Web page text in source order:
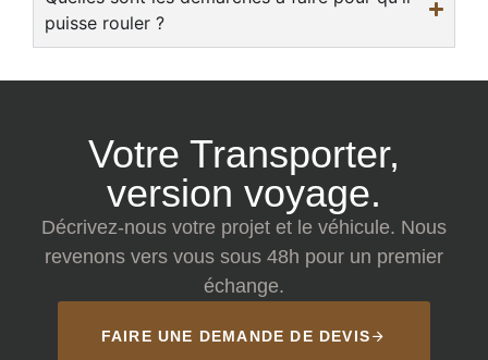
puisse rouler ?
Votre Transporter,
version voyage.
Décrivez-nous votre projet et le véhicule. Nous
revenons vers vous sous 48h pour un premier
échange.
FAIRE UNE DEMANDE DE DEVIS